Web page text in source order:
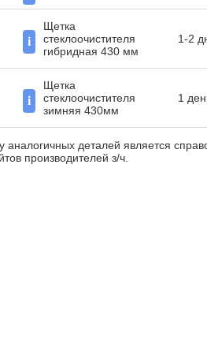
i
Щетка
стеклоочистителя
гибридная 430 мм
1-2
i
Щетка
стеклоочистителя
зимняя 430мм
1
деталей является
производителей з/ч.